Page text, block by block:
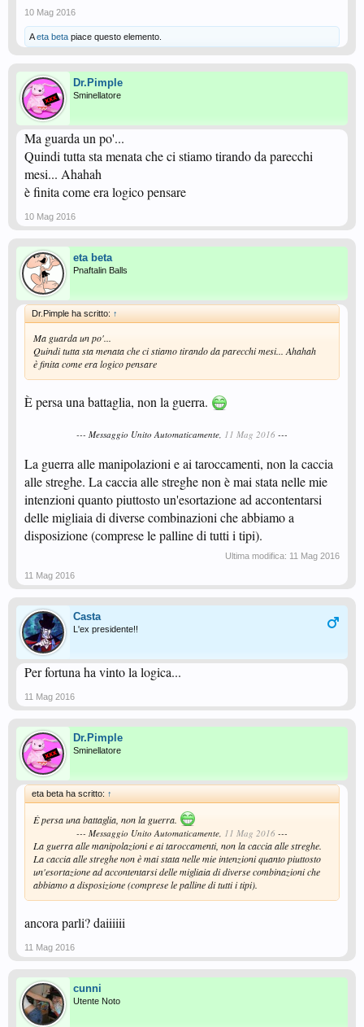
10 Mag 2016
Aeta beta piace questo elemento.
Dr.Pimple
Sminellatore
Ma guarda un po'...
Quindi tutta sta menata che ci stiamo tirando da parecchi
mesi... Ahahah
è finita come era logico pensare
10 Mag 2016
eta beta
Pnaftalin Balls
Dr.Pimple ha scritto: ↑
Ma guarda un po'...
Quindi tutta sta menata che ci stiamo tirando da parecchi mesi... Ahahah
è finita come era logico pensare
È persa una battaglia, non la guerra.
--- Messaggio Unito Automaticamente, 11 Mag 2016 ---
La guerra alle manipolazioni e ai taroccamenti, non la caccia
alle streghe. La caccia alle streghe non è mai stata nelle mie
intenzioni quanto piuttosto un'esortazione ad accontentarsi
delle migliaia di diverse combinazioni che abbiamo a
disposizione (comprese le palline di tutti i tipi).
Ultima modifica: 11 Mag 2016
11 Mag 2016
Casta
L'ex presidente!!
Per fortuna ha vinto la logica...
11 Mag 2016
Dr.Pimple
Sminellatore
eta beta ha scritto: ↑
È persa una battaglia, non la guerra.
--- Messaggio Unito Automaticamente, 11 Mag 2016 ---
La guerra alle manipolazioni e ai taroccamenti, non la caccia alle streghe.
La caccia alle streghe non è mai stata nelle mie intenzioni quanto piuttosto
un'esortazione ad accontentarsi delle migliaia di diverse combinazioni che
abbiamo a disposizione (comprese le palline di tutti i tipi).
ancora parli? daiiiiii
11 Mag 2016
cunni
Utente Noto